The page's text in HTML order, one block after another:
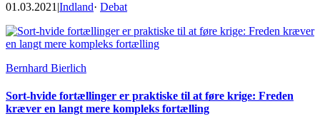
01.03.2021 |Indland· Debat
Bernhard Bierlich
Sort-hvide fortællinger er praktiske til at føre krige: Freden
kræver en langt mere kompleks fortælling